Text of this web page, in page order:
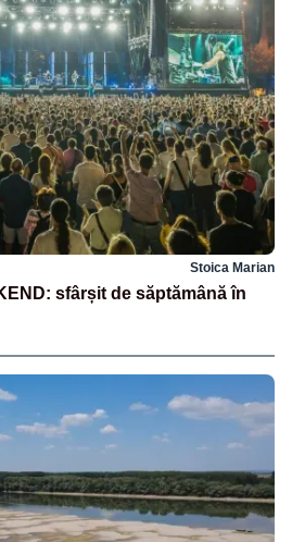
Stoica Marian
sfârșit de săptămână în